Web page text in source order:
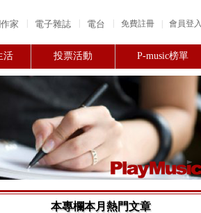
會員登入
免費註冊
家 電子雜誌 電台
活 投票活動 P-music榜單
本專欄本月熱門文章